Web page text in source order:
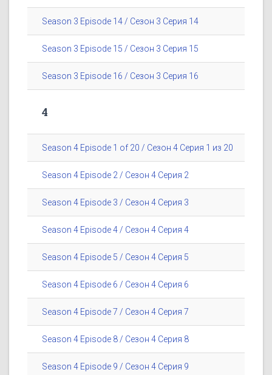
Season 3 Episode 14 / Сезон 3 Серия 14
Season 3 Episode 15 / Сезон 3 Серия 15
Season 3 Episode 16 / Сезон 3 Серия 16
4
Season 4 Episode 1 of 20 / Сезон 4 Серия 1 из 20
Season 4 Episode 2 / Сезон 4 Серия 2
Season 4 Episode 3 / Сезон 4 Серия 3
Season 4 Episode 4 / Сезон 4 Серия 4
Season 4 Episode 5 / Сезон 4 Серия 5
Season 4 Episode 6 / Сезон 4 Серия 6
Season 4 Episode 7 / Сезон 4 Серия 7
Season 4 Episode 8 / Сезон 4 Серия 8
Season 4 Episode 9 / Сезон 4 Серия 9